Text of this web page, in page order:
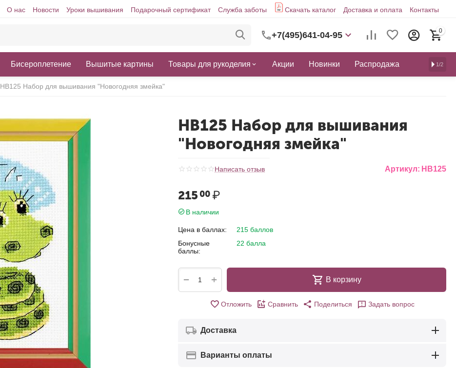
О нас Новости Уроки вышивания Подарочный сертификат Служба заботы Скачать каталог Доставка и оплата Контакты
+7(495)641-04-95 0
Бисероплетение Вышитые картины Товары для рукоделия Акции Новинки Распродажа 1/2
НВ125 Набор для вышивания "Новогодняя змейка"
НВ125 Набор для вышивания
"Новогодняя змейка"
Написать отзыв Артикул: НВ125
215 00₽
В наличии
Цена в баллах:
215 баллов
Бонусные
баллы:
22 балла
+
− В корзину
Отложить Сравнить Поделиться Задать вопрос
Доставка
Варианты оплаты